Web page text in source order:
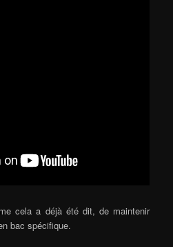
cela a déjà été dit, de maintenir
bac spécifique.